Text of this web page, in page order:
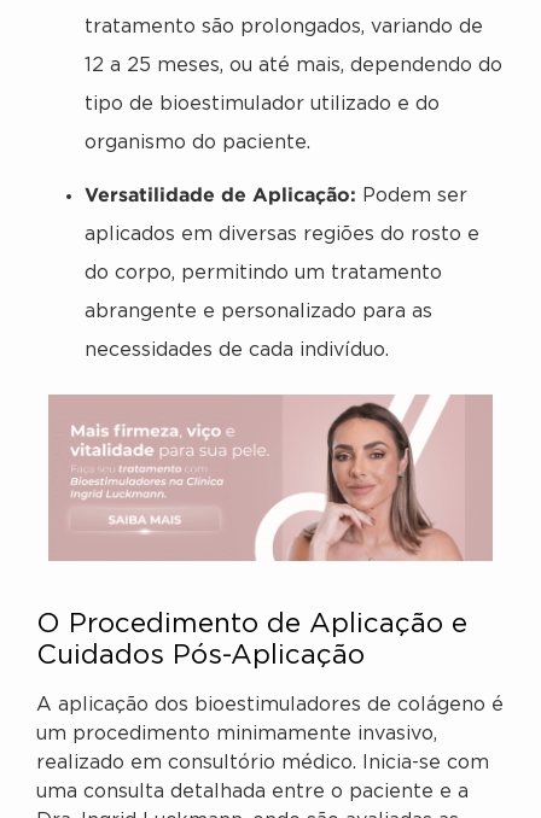
tratamento são prolongados, variando de
12 a 25 meses, ou até mais, dependendo do
tipo de bioestimulador utilizado e do
organismo do paciente.
Versatilidade de Aplicação: Podem ser
aplicados em diversas regiões do rosto e
do corpo, permitindo um tratamento
abrangente e personalizado para as
necessidades de cada indivíduo.
O Procedimento de Aplicação e
Cuidados Pós-Aplicação
A aplicação dos bioestimuladores de colágeno é
um procedimento minimamente invasivo,
realizado em consultório médico. Inicia-se com
uma consulta detalhada entre o paciente e a